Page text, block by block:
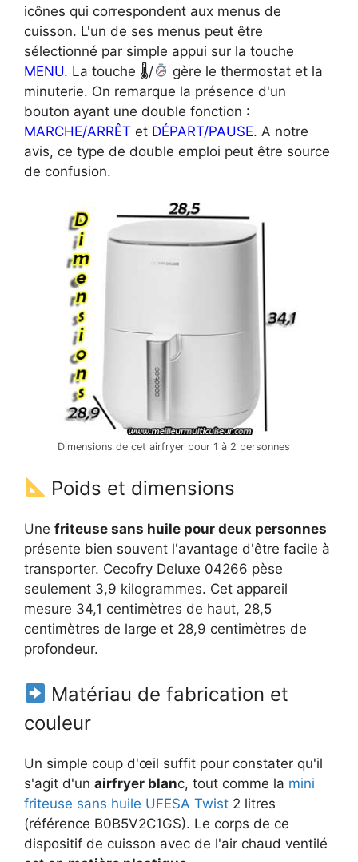
icônes qui correspondent aux menus de
cuisson. L'un de ses menus peut être
sélectionné par simple appui sur la touche
MENU. La touche 🌡/
gère le thermostat et la
minuterie. On remarque la présence d'un
bouton ayant une double fonction :
MARCHE/ARRÊT et DÉPART/PAUSE. A notre
avis, ce type de double emploi peut être source
de confusion.
Dimensions de cet airfryer pour 1 à 2 personnes
Poids et dimensions
Une friteuse sans huile pour deux personnes
présente bien souvent l'avantage d'être facile à
transporter. Cecofry Deluxe 04266 pèse
seulement 3,9 kilogrammes. Cet appareil
mesure 34,1 centimètres de haut, 28,5
centimètres de large et 28,9 centimètres de
profondeur.
Matériau de fabrication et
couleur
Un simple coup d'œil suffit pour constater qu'il
s'agit d'un airfryer blanc, tout comme la mini
friteuse sans huile UFESA Twist 2 litres
(référence B0B5V2C1GS). Le corps de ce
dispositif de cuisson avec de l'air chaud ventilé